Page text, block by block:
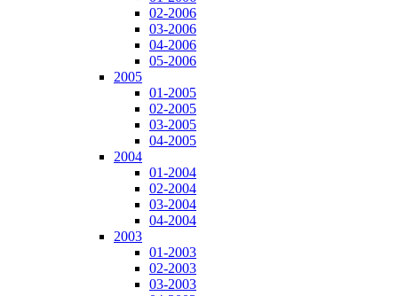
02-2006
03-2006
04-2006
05-2006
2005
01-2005
02-2005
03-2005
04-2005
2004
01-2004
02-2004
03-2004
04-2004
2003
01-2003
02-2003
03-2003